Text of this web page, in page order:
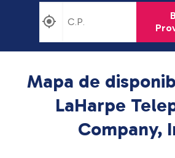
Mapa de
LaHarpe
Company,